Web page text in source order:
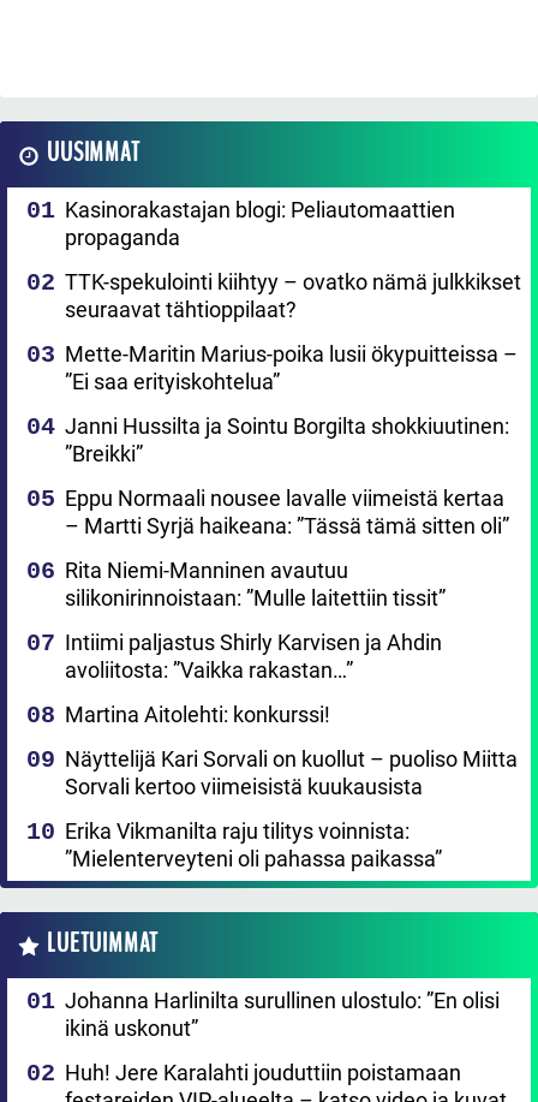
UUSIMMAT
Kasinorakastajan blogi: Peliautomaattien
propaganda
TTK-spekulointi kiihtyy – ovatko nämä julkkikset
seuraavat tähtioppilaat?
Mette-Maritin Marius-poika lusii ökypuitteissa –
”Ei saa erityiskohtelua”
Janni Hussilta ja Sointu Borgilta shokkiuutinen:
”Breikki”
Eppu Normaali nousee lavalle viimeistä kertaa
– Martti Syrjä haikeana: ”Tässä tämä sitten oli”
Rita Niemi-Manninen avautuu
silikonirinnoistaan: ”Mulle laitettiin tissit”
Intiimi paljastus Shirly Karvisen ja Ahdin
avoliitosta: ”Vaikka rakastan…”
Martina Aitolehti: konkurssi!
Näyttelijä Kari Sorvali on kuollut – puoliso Miitta
Sorvali kertoo viimeisistä kuukausista
Erika Vikmanilta raju tilitys voinnista:
”Mielenterveyteni oli pahassa paikassa”
LUETUIMMAT
Johanna Harlinilta surullinen ulostulo: ”En olisi
ikinä uskonut”
Huh! Jere Karalahti jouduttiin poistamaan